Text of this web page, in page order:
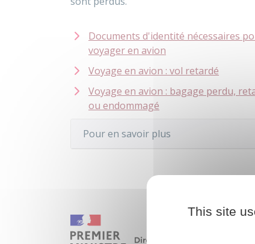
Documents d'identité nécessaires
voyager en avion
Voyage en avion : vol retardé
Voyage en avion : bagage perdu,
ou endommagé
Pour en savoir plus
This site